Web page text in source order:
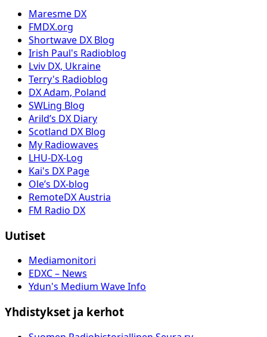
Maresme DX
FMDX.org
Shortwave DX Blog
Irish Paul's Radioblog
Lviv DX, Ukraine
Terry's Radioblog
DX Adam, Poland
SWLing Blog
Arild’s DX Diary
Scotland DX Blog
My Radiowaves
LHU-DX-Log
Kai's DX Page
Ole’s DX-blog
RemoteDX Austria
FM Radio DX
Uutiset
Mediamonitori
EDXC – News
Ydun's Medium Wave Info
Yhdistykset ja kerhot